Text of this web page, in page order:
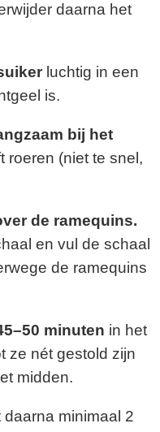
daarna het
luchtig in een
is.
bij het
roeren (niet te snel,
de ramequins.
en vul de schaal
de ramequins
50 minuten in het
ze nét gestold zijn
midden.
daarna minimaal 2